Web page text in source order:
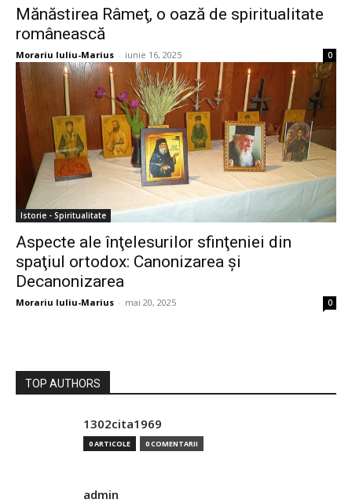
Mănăstirea Râmeţ, o oază de spiritualitate
românească
Morariu Iuliu-Marius - iunie 16, 2025 0
Istorie - Spiritualitate
Aspecte ale înţelesurilor sfinţeniei din
spaţiul ortodox: Canonizarea şi
Decanonizarea
Morariu Iuliu-Marius - mai 20, 2025 0
TOP AUTHORS
1302cita1969
0 ARTICOLE 0 COMENTARII
admin